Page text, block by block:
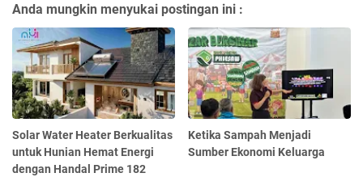
Anda mungkin menyukai postingan ini :
Solar Water Heater Berkualitas
untuk Hunian Hemat Energi
dengan Handal Prime 182
Ketika Sampah Menjadi
Sumber Ekonomi Keluarga